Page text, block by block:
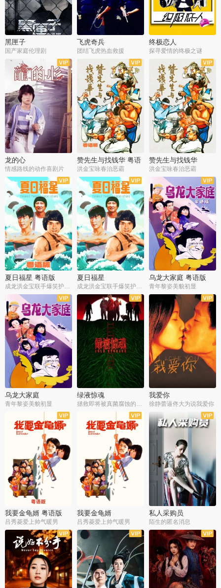
黑匣子
国产家庭伦理剧
飞虎奇兵
团结飞虎热血救援
终极恋人
探寻爱情的终极之谜
龙的心
情感路线的动作喜剧片
赞先生与找钱华 粤语
版
洪金宝咏春治恶霸
赞先生与找钱华
洪金宝咏春治恶霸
夏日福星 粤语版
成龙洪金宝联手爆笑护美女
夏日福星
成龙洪金宝联手爆笑护美女
乌龙大家庭 粤语版
青年黎姿美貌初显
乌龙大家庭
青年黎姿美貌初显
绿液惊魂
拯救即将被真菌腐蚀的世界
我爱你
徐静蕾逼佟大为说我爱你
我要金龟婿 粤语版
吕秀菱爱上帅气暖男
我要金龟婿
吕秀菱爱上帅气暖男
私人采购员
陌生的匿名消息